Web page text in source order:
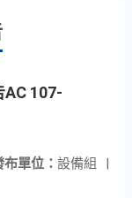
107-
布單位： 設備組 |